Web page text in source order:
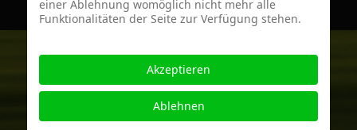
einer Ablehnung womöglich nicht mehr alle
Funktionalitäten der Seite zur Verfügung stehen.
Akzeptieren
Ablehnen